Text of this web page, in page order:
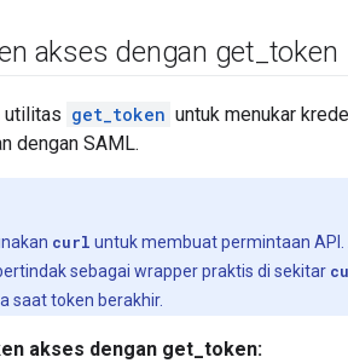
akses dengan get token
utilitas get_token untuk menukar
dengan SAML.
curl untuk membuat permintaan
sebagai wrapper praktis di sekitar
saat token berakhir.
akses dengan get_token: